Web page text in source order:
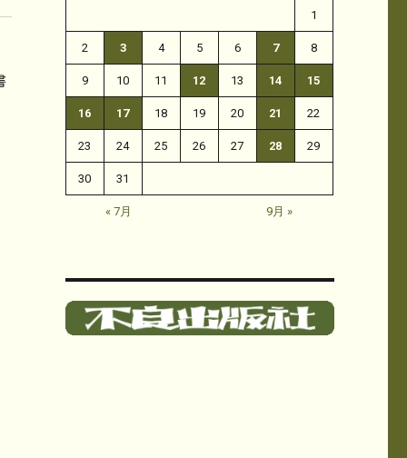
1
2 3 4 5 6 7 8
9 10 11 12 13 14 15
16 17 18 19 20 21 22
23 24 25 26 27 28 29
30 31
« 7月 9月 »